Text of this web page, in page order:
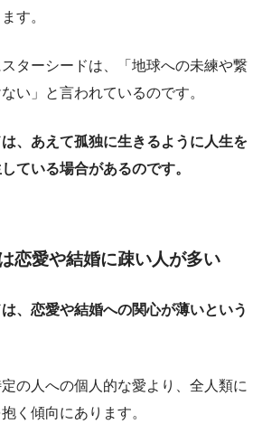
す。
ターシードは、「地球への未練や繋
い」と言われているのです。
、あえて孤独に生きるように人生を
ている場合があるのです。
恋愛や結婚に疎い人が多い
、恋愛や結婚への関心が薄いという
の人への個人的な愛より、全人類に
く傾向にあります。